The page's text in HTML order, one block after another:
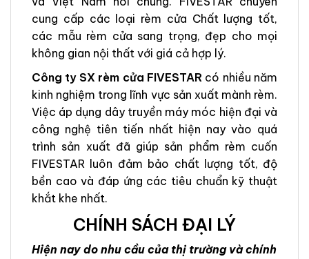
cung cấp các loại rèm cửa Chất lượng tốt,
các mẫu rèm cửa sang trọng, đẹp cho mọi
không gian nội thất với giá cả hợp lý.
Công ty SX rèm cửa FIVESTARcó nhiều năm
kinh nghiệm trong lĩnh vực sản xuất mành rèm.
Việc áp dụng dây truyền máy móc hiện đại và
công nghệ tiên tiến nhất hiện nay vào quá
trình sản xuất đã giúp sản phẩm rèm cuốn
FIVESTAR luôn đảm bảo chất lượng tốt, độ
bền cao và đáp ứng các tiêu chuẩn kỹ thuật
khắt khe nhất.
CHÍNH SÁCH ĐẠI LÝ
Hiện nay do nhu cầu của thị trường và chính